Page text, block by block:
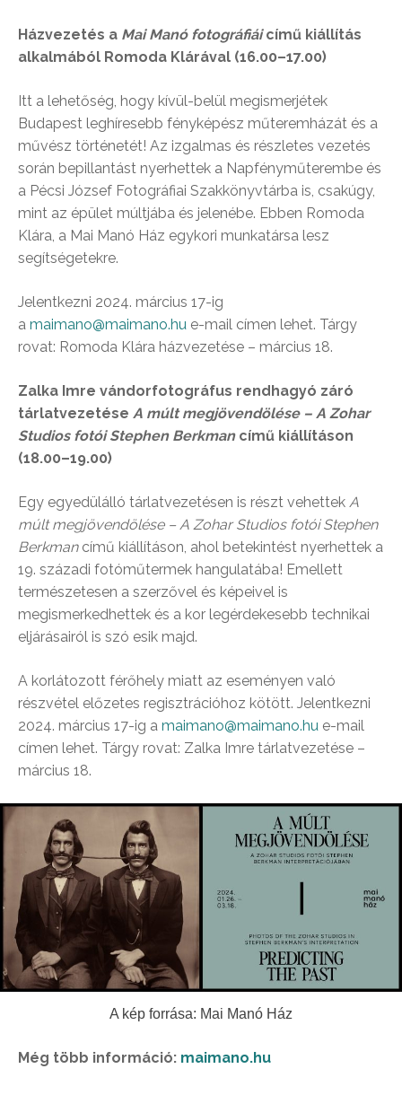
Házvezetés a Mai Manó fotográfiáicímű kiállítás
alkalmából Romoda Klárával (16.00–17.00)
Itt a lehetőség, hogy kívül-belül megismerjétek
Budapest leghíresebb fényképész műteremházát és a
művész történetét! Az izgalmas és részletes vezetés
során bepillantást nyerhettek a Napfényműterembe és
a Pécsi József Fotográfiai Szakkönyvtárba is, csakúgy,
mint az épület múltjába és jelenébe. Ebben Romoda
Klára, a Mai Manó Ház egykori munkatársa lesz
segítségetekre.
Jelentkezni 2024. március 17-ig
a maimano@maimano.hu e-mail címen lehet. Tárgy
rovat: Romoda Klára házvezetése – március 18.
Zalka Imre vándorfotográfus rendhagyó záró
tárlatvezetése A múlt megjövendölése – A Zohar
Studios fotói Stephen Berkmancímű kiállításon
(18.00–19.00)
Egy egyedülálló tárlatvezetésen is részt vehettek A
múlt megjövendölése – A Zohar Studios fotói Stephen
Berkmancímű kiállításon, ahol betekintést nyerhettek a
19. századi fotóműtermek hangulatába! Emellett
természetesen a szerzővel és képeivel is
megismerkedhettek és a kor legérdekesebb technikai
eljárásairól is szó esik majd.
A korlátozott férőhely miatt az eseményen való
részvétel előzetes regisztrációhoz kötött. Jelentkezni
2024. március 17-ig a maimano@maimano.hu e-mail
címen lehet. Tárgy rovat: Zalka Imre tárlatvezetése –
március 18.
A kép forrása: Mai Manó Ház
Még több információ: maimano.hu